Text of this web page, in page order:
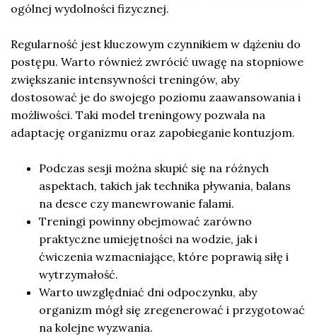
ogólnej wydolności fizycznej.
Regularność jest kluczowym czynnikiem w dążeniu do
postępu. Warto również zwrócić uwagę na stopniowe
zwiększanie intensywności treningów, aby
dostosować je do swojego poziomu zaawansowania i
możliwości. Taki model treningowy pozwala na
adaptację organizmu oraz zapobieganie kontuzjom.
Podczas sesji można skupić się na różnych
aspektach, takich jak technika pływania, balans
na desce czy manewrowanie falami.
Treningi powinny obejmować zarówno
praktyczne umiejętności na wodzie, jak i
ćwiczenia wzmacniające, które poprawią siłę i
wytrzymałość.
Warto uwzględniać dni odpoczynku, aby
organizm mógł się zregenerować i przygotować
na kolejne wyzwania.